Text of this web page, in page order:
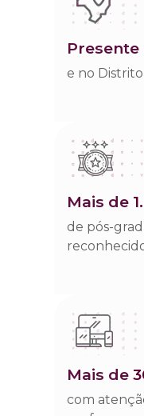
e no Distrito
mais de
de pós-
mais de
com